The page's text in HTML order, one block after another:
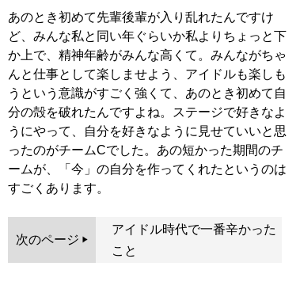
あのとき初めて先輩後輩が入り乱れたんですけ
ど、みんな私と同い年ぐらいか私よりちょっと下
か上で、精神年齢がみんな高くて。みんながちゃ
んと仕事として楽しませよう、アイドルも楽しも
うという意識がすごく強くて、あのとき初めて自
分の殻を破れたんですよね。ステージで好きなよ
うにやって、自分を好きなように見せていいと思
ったのがチームCでした。あの短かった期間のチ
ームが、「今」の自分を作ってくれたというのは
すごくあります。
次のページ
アイドル時代で一番辛かった
こと